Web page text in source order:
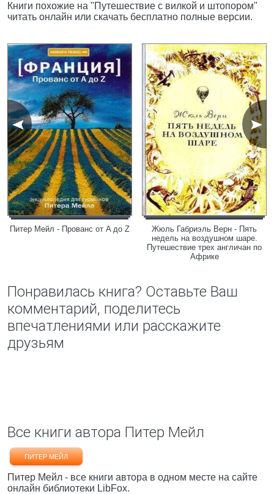
Книги похожие на "Путешествие с вилкой и штопором"
читать онлайн или скачать бесплатно полные версии.
Питер Мейл - Прованс от A до Z
Жюль Габриэль Верн - Пять
недель на воздушном шаре.
Путешествие трех англичан по
Африке
Понравилась книга? Оставьте Ваш
комментарий, поделитесь
впечатлениями или расскажите
друзьям
Все книги автора Питер Мейл
ПИТЕР МЕЙЛ
Питер Мейл - все книги автора в одном месте на сайте
онлайн библиотеки LibFox.